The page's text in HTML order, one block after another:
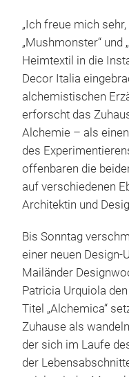
„Ich freue mich
„Mushmonster“ und
Heimtextil in die
Decor Italia
alchemistischen
erforscht das
Alchemie – als
des
offenbaren die
auf verschiedenen
Architektin und
Bis Sonntag
einer neuen Design-
Mailänder
Patricia Urquiola
Titel „Alchemica“
Zuhause als
der sich im Laufe
der